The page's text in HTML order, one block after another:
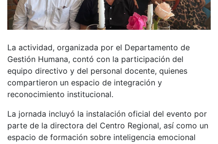
La actividad, organizada por el Departamento de
Gestión Humana, contó con la participación del
equipo directivo y del personal docente, quienes
compartieron un espacio de integración y
reconocimiento institucional.
La jornada incluyó la instalación oficial del evento por
parte de la directora del Centro Regional, así como un
espacio de formación sobre inteligencia emocional